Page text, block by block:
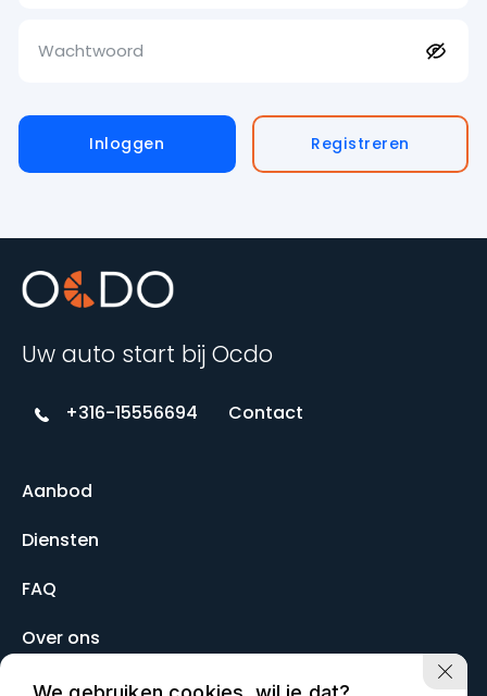
Inloggen Registreren
Uw auto start bij Ocdo
+316-15556694 Contact
Aanbod
Diensten
FAQ
Over ons
Contact